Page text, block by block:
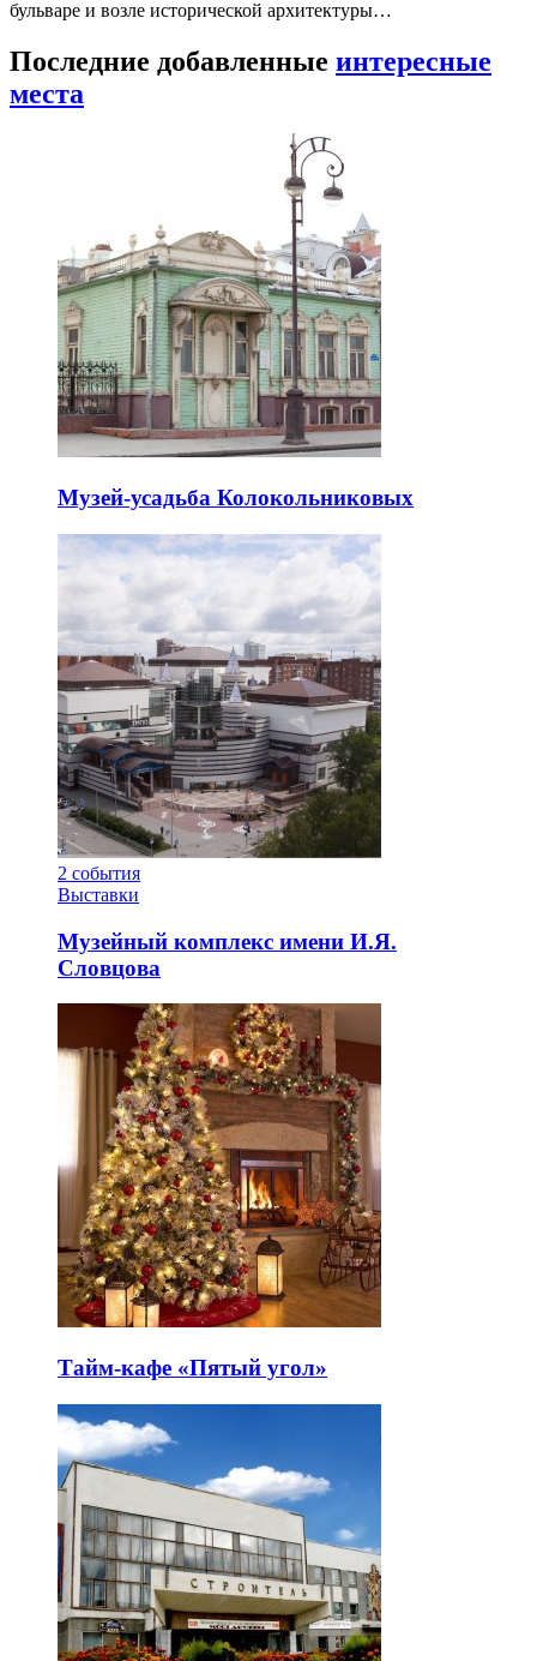
бульваре и возле исторической архитектуры…
Последние добавленные интересные
места
Музей-усадьба Колокольниковых
2 события
Выставки
Музейный комплекс имени И.Я.
Словцова
Тайм-кафе «Пятый угол»